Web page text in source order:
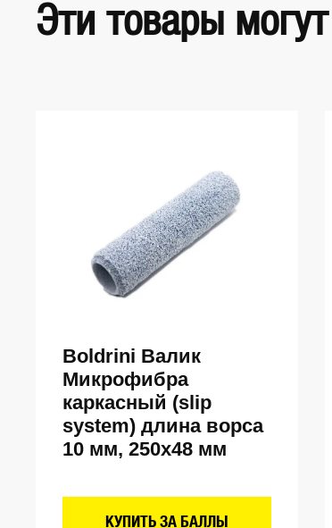
Эти товары
Boldrini Валик
Микрофибра
каркасный (slip
system) длина ворса
10 мм, 250х48 мм
КУПИТЬ ЗА БАЛЛЫ